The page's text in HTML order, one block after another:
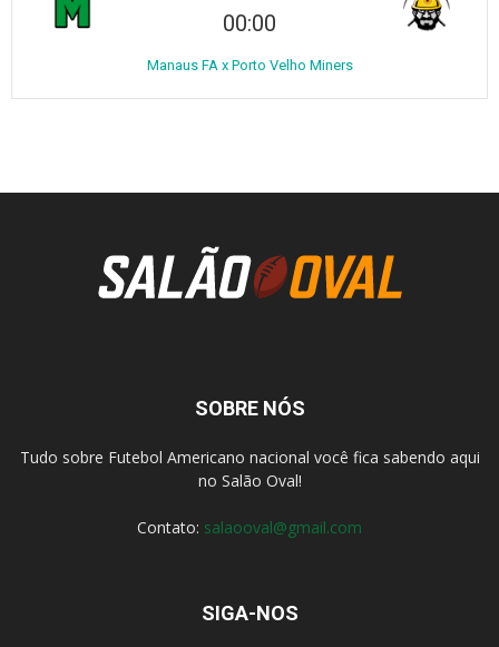
00:00
Manaus FA x Porto Velho Miners
SOBRE NÓS
Tudo sobre Futebol Americano nacional você fica sabendo aqui
no Salão Oval!
Contato: salaooval@gmail.com
SIGA-NOS